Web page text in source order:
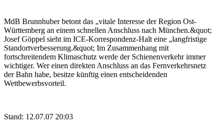
MdB Brunnhuber betont das „vitale Interesse der Region Ost-
Württemberg an einem schnellen Anschluss nach München.&quot;
Josef Göppel sieht im ICE-Korrespondenz-Halt eine „langfristige
Standortverbesserung.&quot; Im Zusammenhang mit
fortschreitendem Klimaschutz werde der Schienenverkehr immer
wichtiger. Wer einen direkten Anschluss an das Fernverkehrsnetz
der Bahn habe, besitze künftig einen entscheidenden
Wettbewerbsvorteil.
Stand: 12.07.07 20:03